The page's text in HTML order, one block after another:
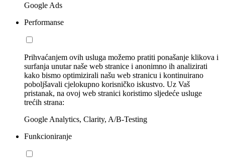
Google Ads
Performanse
Prihvaćanjem ovih usluga možemo pratiti ponašanje klikova i
surfanja unutar naše web stranice i anonimno ih analizirati
kako bismo optimizirali našu web stranicu i kontinuirano
poboljšavali cjelokupno korisničko iskustvo. Uz Vaš
pristanak, na ovoj web stranici koristimo sljedeće usluge
trećih strana:
Google Analytics, Clarity, A/B-Testing
Funkcioniranje